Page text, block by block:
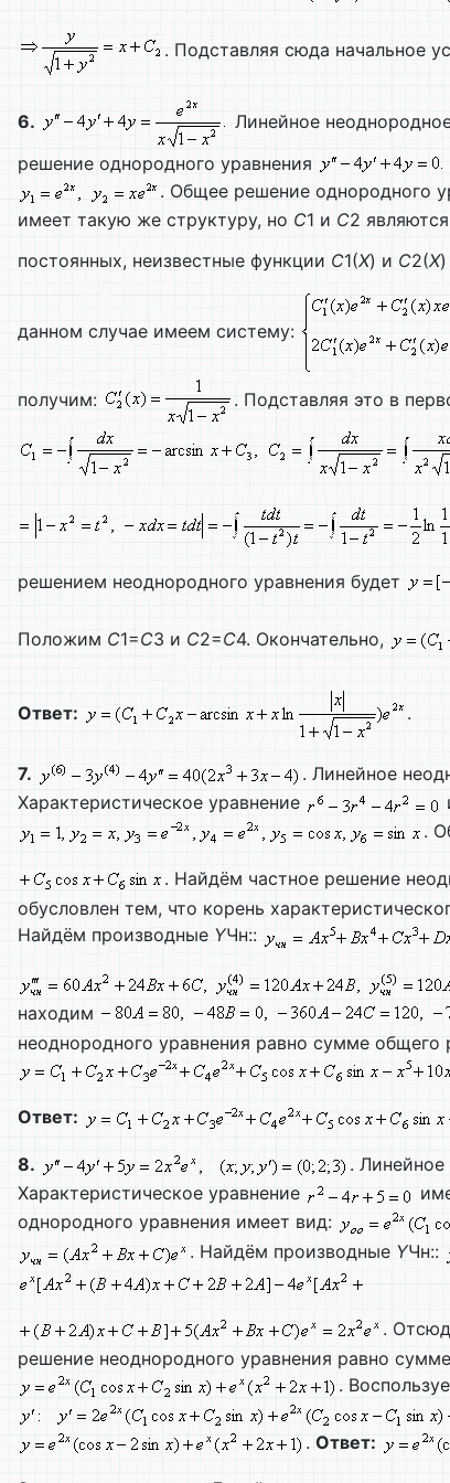
. Подставляя сюда начальное
6.
Линейное
решение однородного уравнения
. Общее решение однородного
имеет такую же структуру, но С1 и С2
постоянных, неизвестные функции С1(Х) и С2(Х)
данном случае имеем систему:
получим: . Подставляя это в
решением неоднородного уравнения будет
Положим С1=С3 и С2=С4. Окончательно,
Ответ: .
7.
. Линейное
Характеристическое уравнение
.
. Найдём частное решение
обусловлен тем, что корень
Найдём производные YЧн::
находим
неоднородного уравнения равно сумме
Ответ:
8.
.
Характеристическое уравнение
однородного уравнения имеет вид:
. Найдём производные YЧн::
.
решение неоднородного уравнения равно
.
. Ответ: